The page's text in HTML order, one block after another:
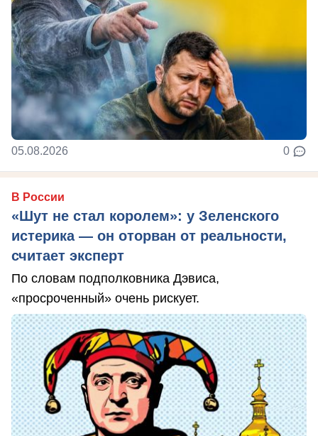
05.08.2026 0
В России
«Шут не стал королем»: у Зеленского
истерика — он оторван от реальности,
считает эксперт
По словам подполковника Дэвиса,
«просроченный» очень рискует.